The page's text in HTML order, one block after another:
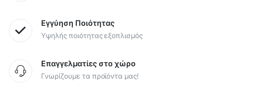
Εγγύηση Ποιότητας
Υψηλής ποιότητας εξοπλισμός
Επαγγελματίες στο χώρο
Γνωρίζουμε τα προϊόντα μας!